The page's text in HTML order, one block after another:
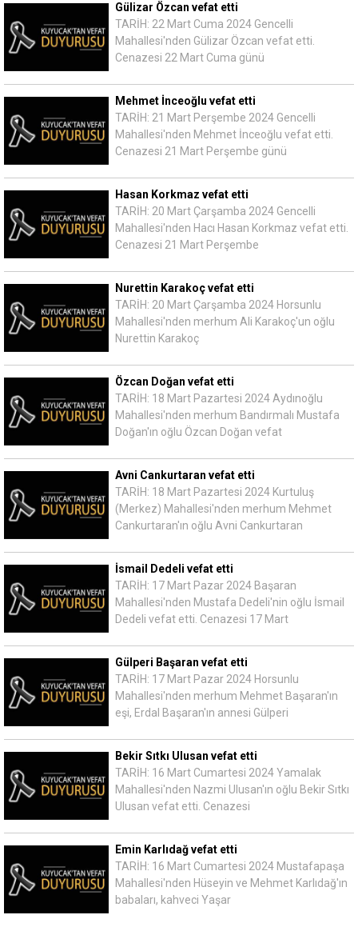
Gülizar Özcan vefat etti
TARİH: 22 Mart Cuma 2024 Gencelli
Mahallesi'nden Gülizar Özcan vefat etti.
Cenazesi 22 Mart Cuma günü
Mehmet İnceoğlu vefat etti
TARİH: 21 Mart Perşembe 2024 Gencelli
Mahallesi'nden Mehmet İnceoğlu vefat etti.
Cenazesi 21 Mart Perşembe günü
Hasan Korkmaz vefat etti
TARİH: 20 Mart Çarşamba 2024 Gencelli
Mahallesi'nden Hacı Hasan Korkmaz vefat etti.
Cenazesi 21 Mart Perşembe
Nurettin Karakoç vefat etti
TARİH: 20 Mart Çarşamba 2024 Horsunlu
Mahallesi'nden merhum Ali Karakoç'un oğlu
Nurettin Karakoç
Özcan Doğan vefat etti
TARİH: 18 Mart Pazartesi 2024 Aydınoğlu
Mahallesi'nden merhum Bandırmalı Mustafa
Doğan'ın oğlu Özcan Doğan vefat
Avni Cankurtaran vefat etti
TARİH: 18 Mart Pazartesi 2024 Kurtuluş
(Merkez) Mahallesi'nden merhum Mehmet
Cankurtaran'ın oğlu Avni Cankurtaran
İsmail Dedeli vefat etti
TARİH: 17 Mart Pazar 2024 Başaran
Mahallesi'nden Mustafa Dedeli'nin oğlu İsmail
Dedeli vefat etti. Cenazesi 17 Mart
Gülperi Başaran vefat etti
TARİH: 17 Mart Pazar 2024 Horsunlu
Mahallesi'nden merhum Mehmet Başaran'ın
eşi, Erdal Başaran'ın annesi Gülperi
Bekir Sıtkı Ulusan vefat etti
TARİH: 16 Mart Cumartesi 2024 Yamalak
Mahallesi'nden Nazmi Ulusan'ın oğlu Bekir Sıtkı
Ulusan vefat etti. Cenazesi
Emin Karlıdağ vefat etti
TARİH: 16 Mart Cumartesi 2024 Mustafapaşa
Mahallesi'nden Hüseyin ve Mehmet Karlıdağ'ın
babaları, kahveci Yaşar